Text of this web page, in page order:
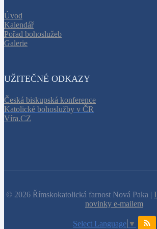
Úvod
Kalendář
Pořad bohoslužeb
Galerie
UŽITEČNÉ ODKAZY
Česká biskupská konference
Katolické bohoslužby v ČR
Víra.CZ
© 2026 Římskokatolická farnost Nová Paka |
novinky e-mailem
Select Language ▼